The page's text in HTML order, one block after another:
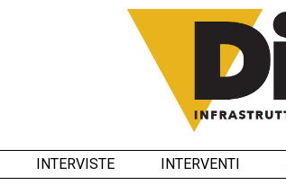
INTERVISTE INTERVENTI